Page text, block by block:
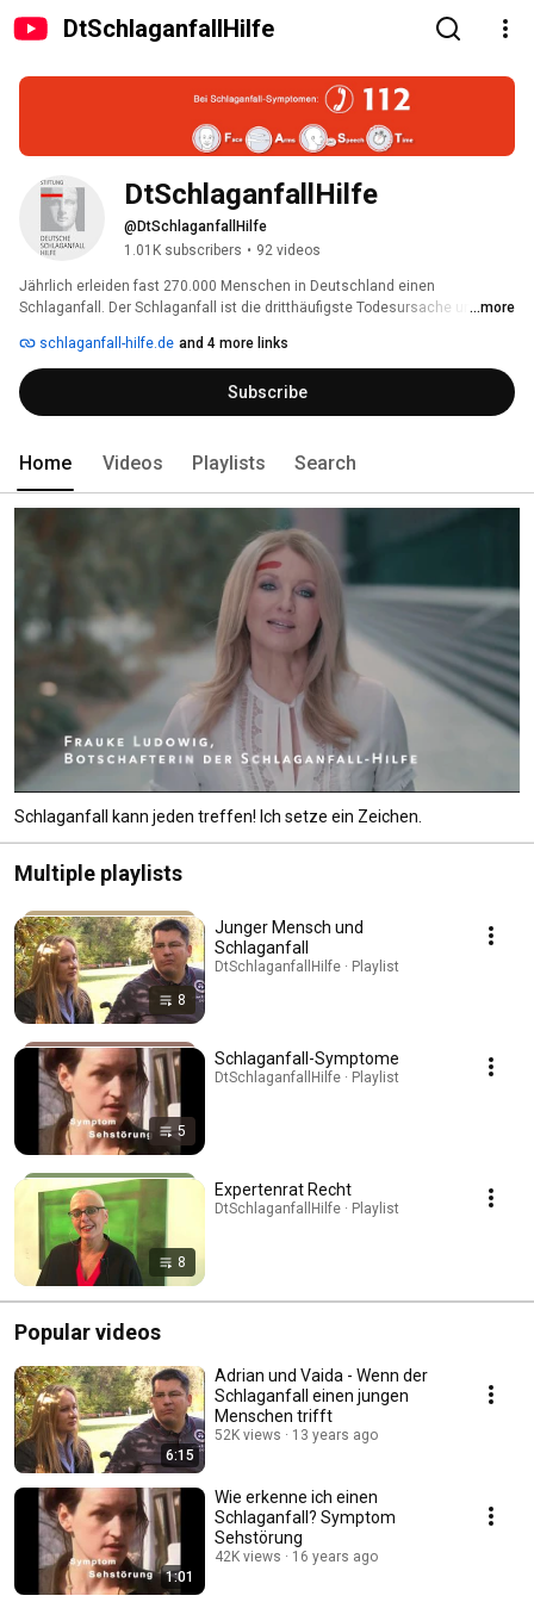
DtSchlaganfallHilfe
DtSchlaganfallHilfe
@DtSchlaganfallHilfe
1.01K subscribers • 92 videos
Jährlich erleiden fast 270.000 Menschen in Deutschland einen
Schlaganfall. Der Schlaganfall ist die dritthäufigste Todesursache und der
...more
schlaganfall-hilfe.de and 4 more links
Subscribe
Home Videos Playlists Search
Schlaganfall kann jeden treffen! Ich setze ein Zeichen.
Multiple playlists
8
Junger Mensch und
Schlaganfall
DtSchlaganfallHilfe · Playlist
5
Schlaganfall-Symptome
DtSchlaganfallHilfe · Playlist
8
Expertenrat Recht
DtSchlaganfallHilfe · Playlist
Popular videos
6:15
Adrian und Vaida - Wenn der
Schlaganfall einen jungen
Menschen trifft
52K views 13 years ago
1:01
Wie erkenne ich einen
Schlaganfall? Symptom
Sehstörung
42K views 16 years ago